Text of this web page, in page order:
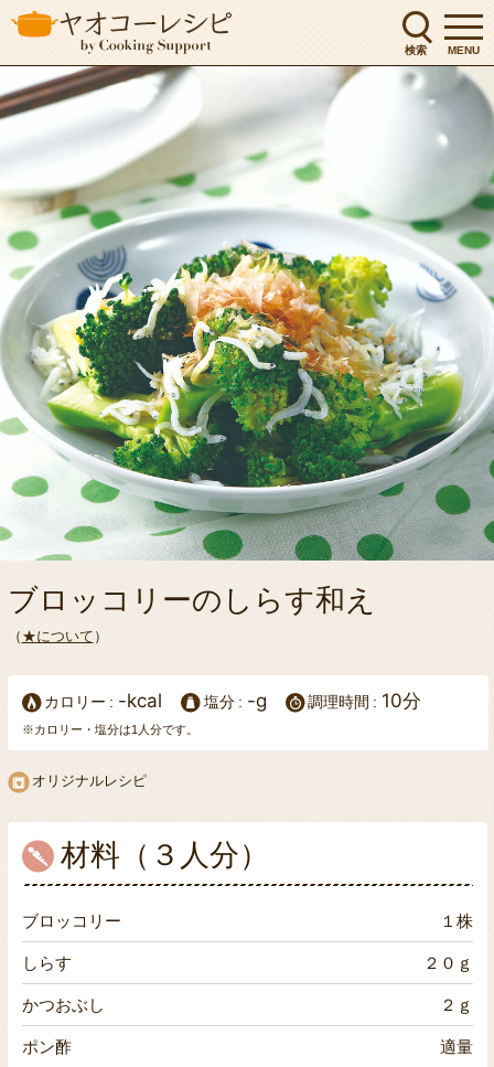
検索 MENU
ブロッコリーのしらす和え
（ ★について ）
カロリー -kcal 塩分 -g 調理時間 10分
※カロリー・塩分は1人分です。
オリジナルレシピ
材料（３人分）
ブロッコリー １株
しらす ２０ｇ
かつおぶし ２ｇ
ポン酢 適量